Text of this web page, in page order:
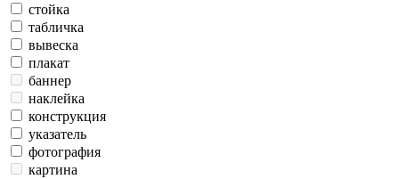
стойка
табличка
вывеска
плакат
баннер
наклейка
конструкция
указатель
фотография
картина